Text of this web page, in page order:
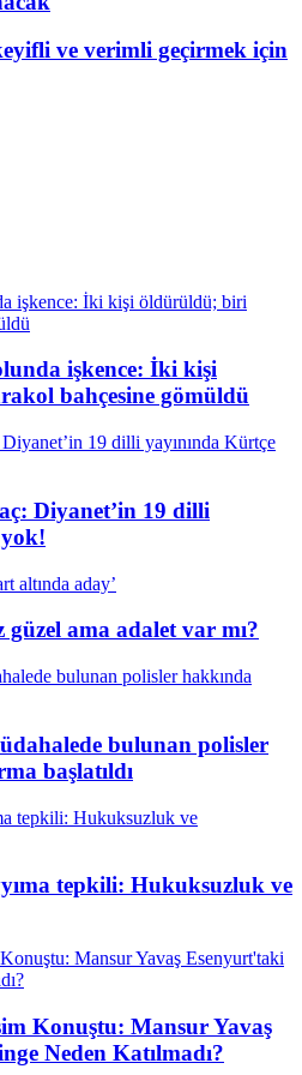
ve verimli geçirmek için
işkence: İki kişi
bahçesine gömüldü
Diyanet’in 19 dilli
güzel ama adalet var mı?
bulunan polisler
başlatıldı
tepkili: Hukuksuzluk ve
Konuştu: Mansur Yavaş
Neden Katılmadı?